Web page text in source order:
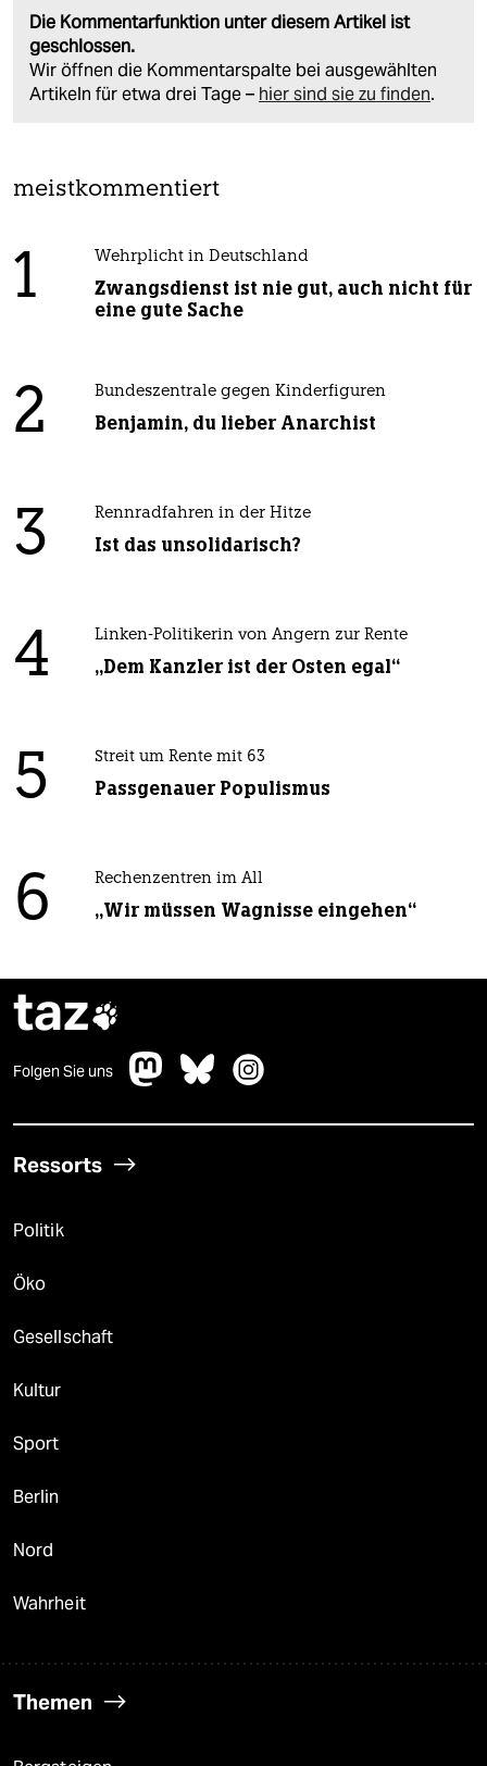
Die Kommentarfunktion unter diesem Artikel ist
geschlossen.
Wir öffnen die Kommentarspalte bei ausgewählten
Artikeln für etwa drei Tage – hier sind sie zu finden.
meistkommentiert
1 Wehrplicht in Deutschland
Zwangsdienst ist nie gut, auch nicht für
eine gute Sache
2 Bundeszentrale gegen Kinderfiguren
Benjamin, du lieber Anarchist
3 Rennradfahren in der Hitze
Ist das unsolidarisch?
4 Linken-Politikerin von Angern zur Rente
„Dem Kanzler ist der Osten egal“
5 Streit um Rente mit 63
Passgenauer Populismus
6 Rechenzentren im All
„Wir müssen Wagnisse eingehen“
taz
Folgen Sie uns
Ressorts
Politik
Öko
Gesellschaft
Kultur
Sport
Berlin
Nord
Wahrheit
Themen